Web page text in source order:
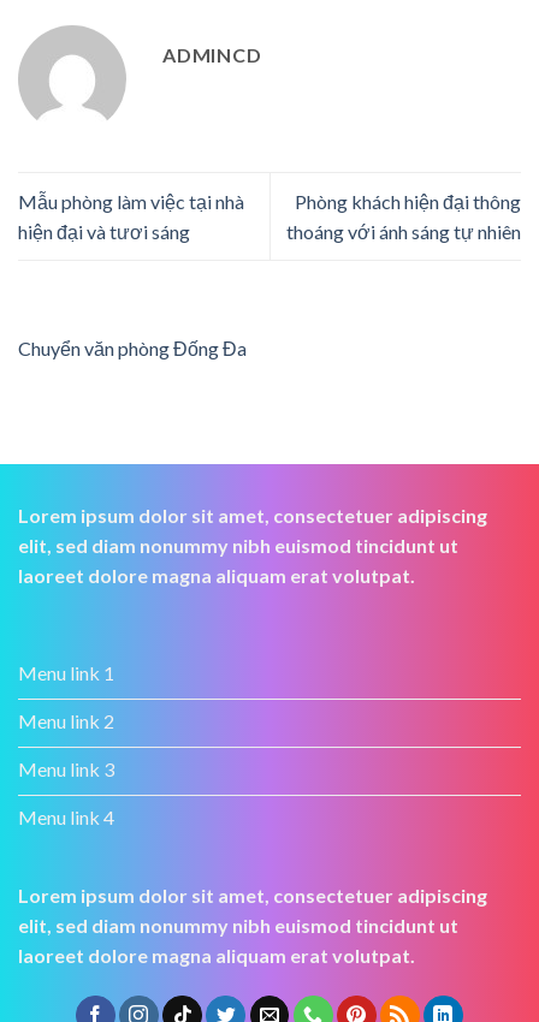
ADMINCD
Mẫu phòng làm việc tại nhà
hiện đại và tươi sáng
Phòng khách hiện đại thông
thoáng với ánh sáng tự nhiên
Chuyển văn phòng Đống Đa
Lorem ipsum dolor sit amet, consectetuer adipiscing
elit, sed diam nonummy nibh euismod tincidunt ut
laoreet dolore magna aliquam erat volutpat.
Menu link 1
Menu link 2
Menu link 3
Menu link 4
Lorem ipsum dolor sit amet, consectetuer adipiscing
elit, sed diam nonummy nibh euismod tincidunt ut
laoreet dolore magna aliquam erat volutpat.